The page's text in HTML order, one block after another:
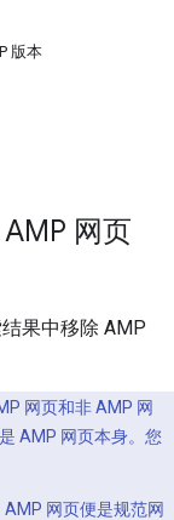
版本
网页
果中移除 AMP
网页和非 AMP 网
AMP 网页本身。您
AMP 网页便是规范网